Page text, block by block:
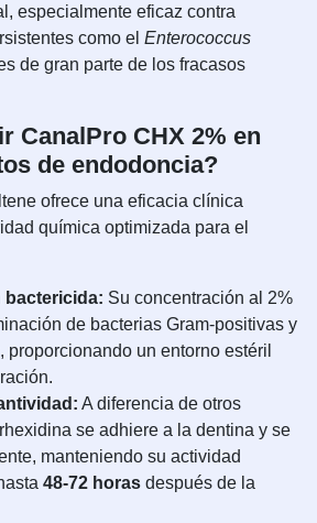
especialmente eficaz contra
como el Enterococcus
de gran parte de los fracasos
CanalPro CHX 2% en
de endodoncia?
ofrece una eficacia clínica
química optimizada para el
bactericida: Su concentración al 2%
de bacterias Gram-positivas y
proporcionando un entorno estéril
A diferencia de otros
se adhiere a la dentina y se
manteniendo su actividad
48-72 horas después de la